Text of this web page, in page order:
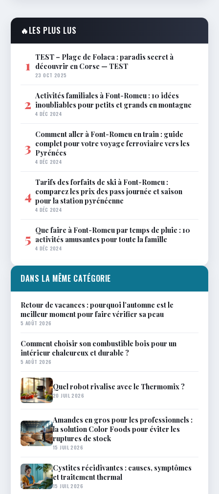
🔥LES PLUS LUS
1 TEST – Plage de Folaca : paradis secret à
découvrir en Corse — TEST
23 OCT 2025
2 Activités familiales à Font-Romeu : 10 idées
inoubliables pour petits et grands en montagne
4 DÉC 2024
3
Comment aller à Font-Romeu en train : guide
complet pour votre voyage ferroviaire vers les
Pyrénées
4 DÉC 2024
4
Tarifs des forfaits de ski à Font-Romeu :
comparez les prix des pass journée et saison
pour la station pyrénéenne
4 DÉC 2024
5 Que faire à Font-Romeu par temps de pluie : 10
activités amusantes pour toute la famille
4 DÉC 2024
DANS LA MÊME CATÉGORIE
Retour de vacances : pourquoi l’automne est le
meilleur moment pour faire vérifier sa peau
5 AOÛT 2026
Comment choisir son combustible bois pour un
intérieur chaleureux et durable ?
5 AOÛT 2026
Quel robot rivalise avec le Thermomix ?
20 JUIL 2026
Amandes en gros pour les professionnels :
la solution Color Foods pour éviter les
ruptures de stock
15 JUIL 2026
Cystites récidivantes : causes, symptômes
et traitement thermal
15 JUIL 2026